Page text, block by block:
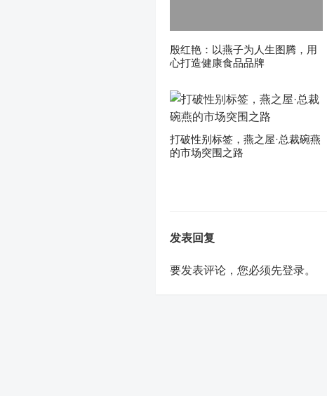
殷红艳：以燕子为人生图腾，用
心打造健康食品品牌
打破性别标签，燕之屋·总裁碗燕
的市场突围之路
发表回复
要发表评论，您必须先登录。